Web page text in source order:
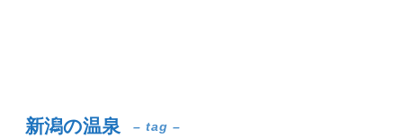
新潟の温泉 – tag –